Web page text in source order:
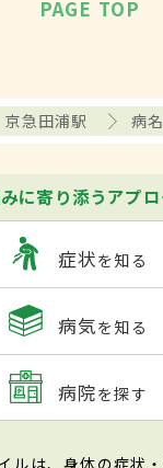
PAGE TOP
京急田浦駅 病
に寄り添うアプ
症状を知る
病気を知る
病院を探す